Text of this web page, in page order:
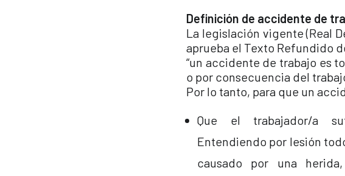
Definición de accidente de
La legislación vigente (Real
aprueba el Texto Refundido
“un accidente de trabajo es
o por consecuencia del
Por lo tanto, para que un
Que el trabajador/a
Entendiendo por lesión
causado por una